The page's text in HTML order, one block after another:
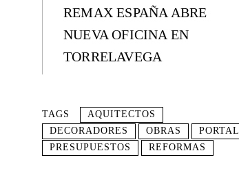
REMAX ESPAÑA ABRE
NUEVA OFICINA EN
TORRELAVEGA
TAGS
AQUITECTOS
DECORADORES
OBRAS
PORTAL
PRESUPUESTOS
REFORMAS